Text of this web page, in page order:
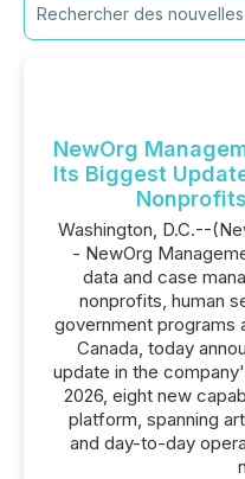
NewOrg
Its Biggest
Washington, D.C.--
- NewOrg
data and case
nonprofits, human
government programs
Canada, today
update in the
2026, eight new
platform, spanning
and day-to-day